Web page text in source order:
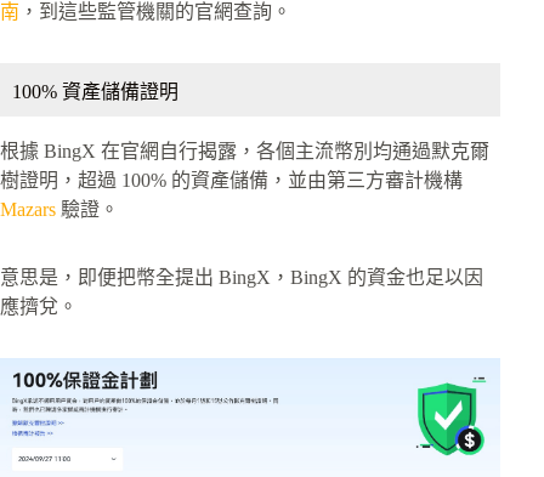
南 ，到這些監管機關的官網查詢。
100% 資產儲備證明
根據 BingX 在官網自行揭露，各個主流幣別均通過默克爾
樹證明，超過 100% 的資產儲備，並由第三方審計機構
Mazars 驗證。
意思是，即便把幣全提出 BingX，BingX 的資金也足以因
應擠兌。